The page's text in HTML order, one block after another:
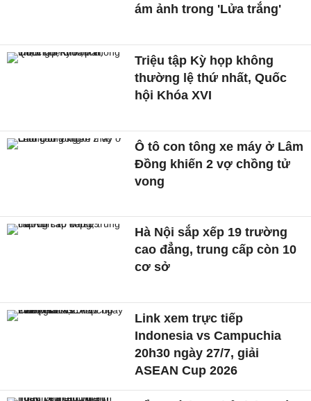
ám ảnh trong 'Lửa trắng'
Triệu tập Kỳ họp không
thường lệ thứ nhất, Quốc
hội Khóa XVI
Ô tô con tông xe máy ở Lâm
Đồng khiến 2 vợ chồng tử
vong
Hà Nội sắp xếp 19 trường
cao đẳng, trung cấp còn 10
cơ sở
Link xem trực tiếp
Indonesia vs Campuchia
20h30 ngày 27/7, giải
ASEAN Cup 2026